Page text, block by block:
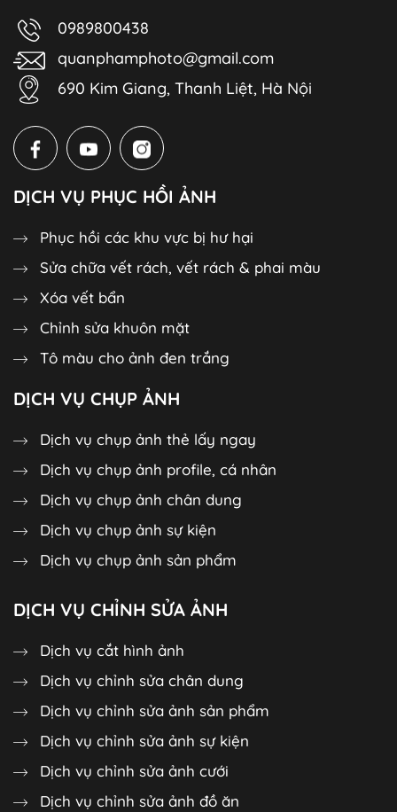
0989800438
quanphamphoto@gmail.com
690 Kim Giang, Thanh Liệt, Hà Nội
DỊCH VỤ PHỤC HỒI ẢNH
Phục hồi các khu vực bị hư hại
Sửa chữa vết rách, vết rách & phai màu
Xóa vết bẩn
Chỉnh sửa khuôn mặt
Tô màu cho ảnh đen trắng
DỊCH VỤ CHỤP ẢNH
Dịch vụ chụp ảnh thẻ lấy ngay
Dịch vụ chụp ảnh profile, cá nhân
Dịch vụ chụp ảnh chân dung
Dịch vụ chụp ảnh sự kiện
Dịch vụ chụp ảnh sản phẩm
DỊCH VỤ CHỈNH SỬA ẢNH
Dịch vụ cắt hình ảnh
Dịch vụ chỉnh sửa chân dung
Dịch vụ chỉnh sửa ảnh sản phẩm
Dịch vụ chỉnh sửa ảnh sự kiện
Dịch vụ chỉnh sửa ảnh cưới
Dịch vụ chỉnh sửa ảnh đồ ăn